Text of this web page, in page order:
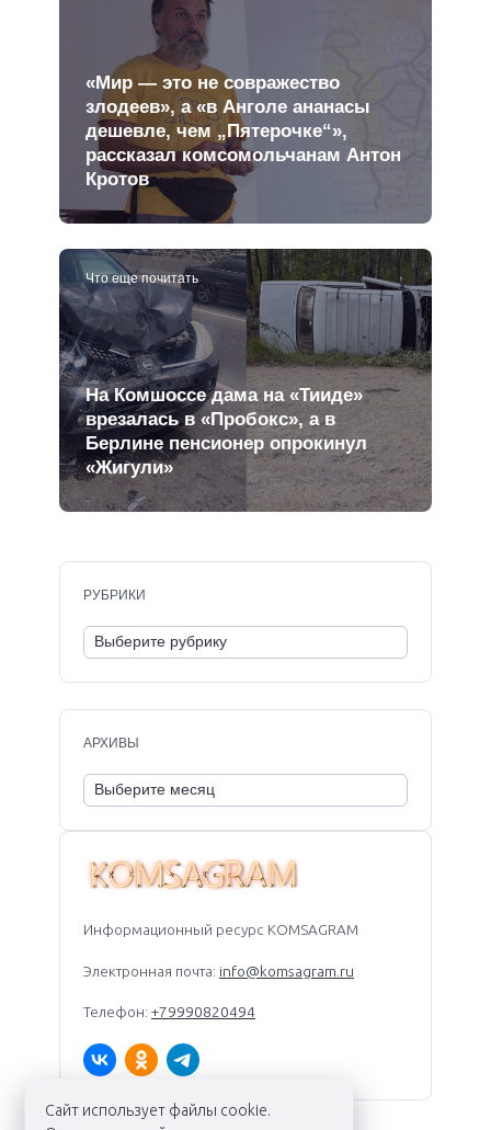
«Мир — это не совражество
злодеев», а «в Анголе ананасы
дешевле, чем „Пятерочке“»,
рассказал комсомольчанам Антон
Кротов
Что еще почитать
На Комшоссе дама на «Тииде»
врезалась в «Пробокс», а в
Берлине пенсионер опрокинул
«Жигули»
Информационный ресурс KOMSAGRAM
Электронная почта: info@komsagram.ru
Телефон: +79990820494
РУБРИКИ
АРХИВЫ
Сайт использует файлы cookie.